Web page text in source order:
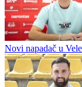
Novi napadač u